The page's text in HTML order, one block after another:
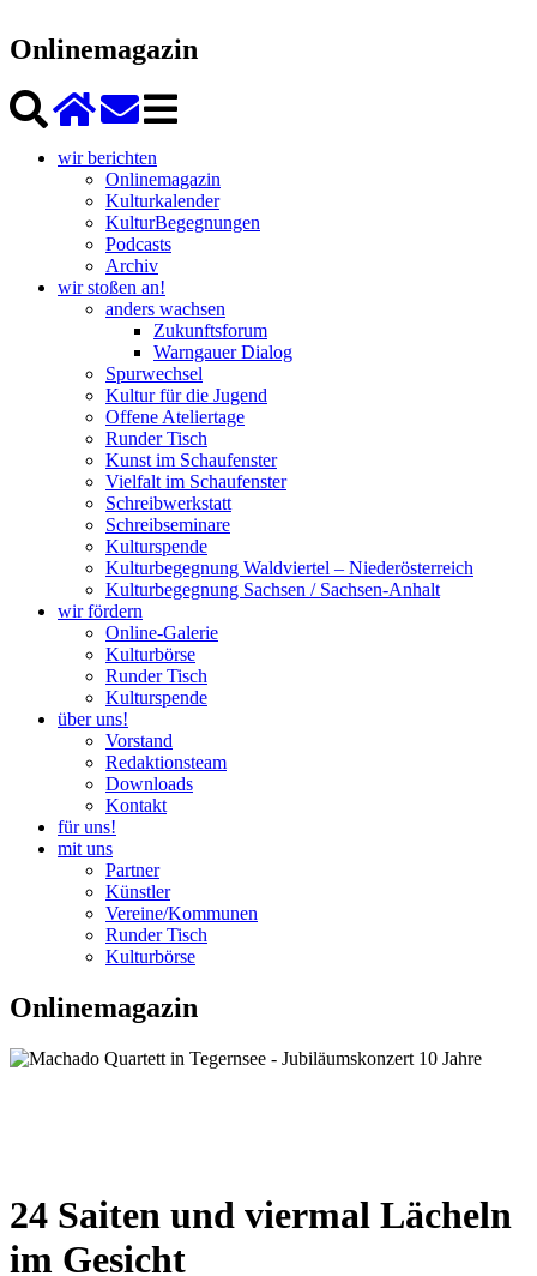
Onlinemagazin
wir berichten
Onlinemagazin
Kulturkalender
KulturBegegnungen
Podcasts
Archiv
wir stoßen an!
anders wachsen
Zukunftsforum
Warngauer Dialog
Spurwechsel
Kultur für die Jugend
Offene Ateliertage
Runder Tisch
Kunst im Schaufenster
Vielfalt im Schaufenster
Schreibwerkstatt
Schreibseminare
Kulturspende
Kulturbegegnung Waldviertel – Niederösterreich
Kulturbegegnung Sachsen / Sachsen-Anhalt
wir fördern
Online-Galerie
Kulturbörse
Runder Tisch
Kulturspende
über uns!
Vorstand
Redaktionsteam
Downloads
Kontakt
für uns!
mit uns
Partner
Künstler
Vereine/Kommunen
Runder Tisch
Kulturbörse
Onlinemagazin
24 Saiten und viermal Lächeln
im Gesicht